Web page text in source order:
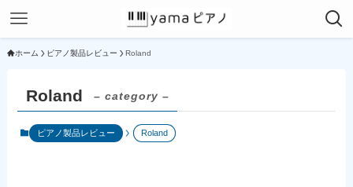
ホーム ピアノ製品レビュー Roland
Roland – category –
ピアノ製品レビュー Roland